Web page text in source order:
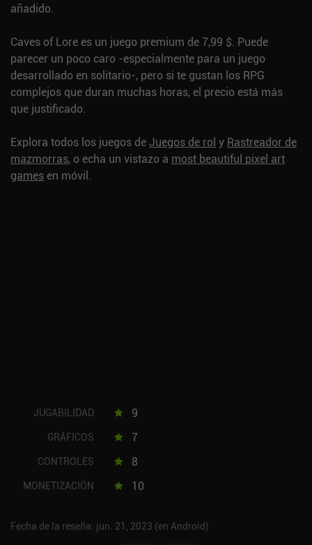
añadido.
Caves of Lore es un juego premium de 7,99 $. Puede
parecer un poco caro -especialmente para un juego
desarrollado en solitario-, pero si te gustan los RPG
complejos que duran muchas horas, el precio está más
que justificado.
Explora todos los juegos de Juegos de rol y Rastreador de
mazmorras, o echa un vistazo a most beautiful pixel art
games en móvil.
JUGABILIDAD 9
GRÁFICOS 7
CONTROLES 8
MONETIZACIÓN 10
Fecha de la reseña: jun. 21, 2023 (en Android)